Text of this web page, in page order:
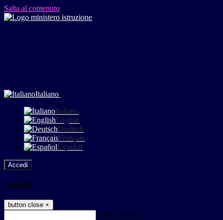
Salta al contenuto
Italiano
Italiano
English
Deutsch
Français
Español
Accedi
Accedi
button close ×
Nome Utente